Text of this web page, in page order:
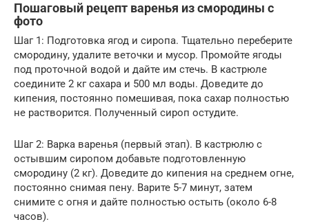
Пошаговый рецепт варенья из смородины с
фото
Шаг 1: Подготовка ягод и сиропа. Тщательно переберите
смородину, удалите веточки и мусор. Промойте ягоды
под проточной водой и дайте им стечь. В кастрюле
соедините 2 кг сахара и 500 мл воды. Доведите до
кипения, постоянно помешивая, пока сахар полностью
не растворится. Полученный сироп остудите.
Шаг 2: Варка варенья (первый этап). В кастрюлю с
остывшим сиропом добавьте подготовленную
смородину (2 кг). Доведите до кипения на среднем огне,
постоянно снимая пену. Варите 5-7 минут, затем
снимите с огня и дайте полностью остыть (около 6-8
часов).